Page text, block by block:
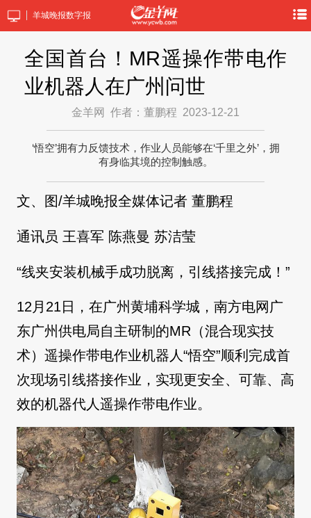
羊城晚报数字报
全国首台！MR遥操作带电作
业机器人在广州问世
金羊网 作者：董鹏程 2023-12-21
‘悟空’拥有力反馈技术，作业人员能够在‘千里之外’，拥
有身临其境的控制触感。
文、图/羊城晚报全媒体记者 董鹏程
通讯员 王喜军 陈燕曼 苏洁莹
“线夹安装机械手成功脱离，引线搭接完成！”
12月21日，在广州黄埔科学城，南方电网广
东广州供电局自主研制的MR（混合现实技
术）遥操作带电作业机器人“悟空”顺利完成首
次现场引线搭接作业，实现更安全、可靠、高
效的机器代人遥操作带电作业。